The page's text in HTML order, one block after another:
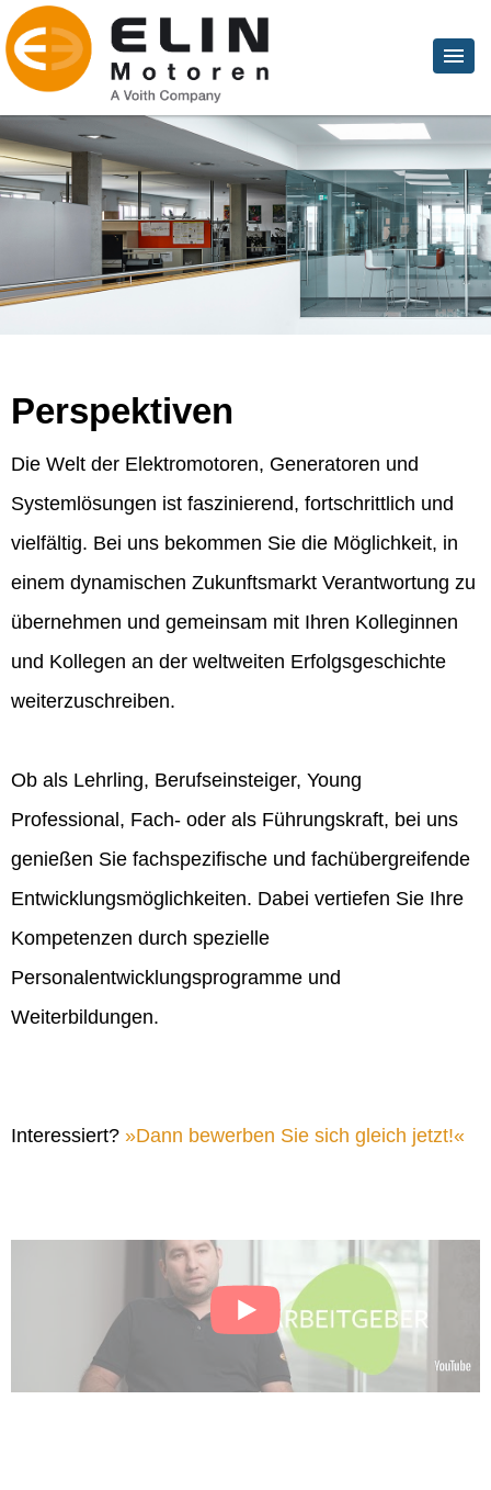
Perspektiven
Die Welt der Elektromotoren, Generatoren und
Systemlösungen ist faszinierend, fortschrittlich und
vielfältig. Bei uns bekommen Sie die Möglichkeit, in
einem dynamischen Zukunftsmarkt Verantwortung zu
übernehmen und gemeinsam mit Ihren Kolleginnen
und Kollegen an der weltweiten Erfolgsgeschichte
weiterzuschreiben.
Ob als Lehrling, Berufseinsteiger, Young
Professional, Fach- oder als Führungskraft, bei uns
genießen Sie fachspezifische und fachübergreifende
Entwicklungsmöglichkeiten. Dabei vertiefen Sie Ihre
Kompetenzen durch spezielle
Personalentwicklungsprogramme und
Weiterbildungen.
Interessiert? Dann bewerben Sie sich gleich jetzt!